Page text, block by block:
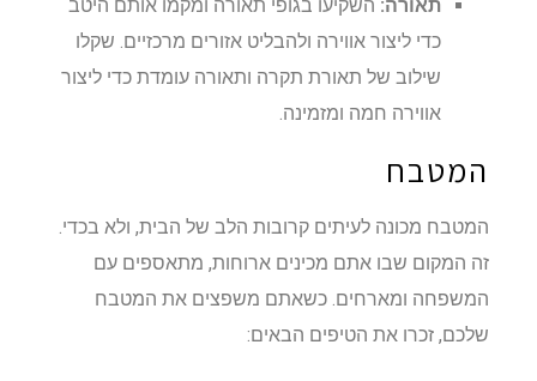
תאורה:השקיעו בגופי תאורה ומקמו אותם היטב
כדי ליצור אווירה ולהבליט אזורים מרכזיים. שקלו
שילוב של תאורת תקרה ותאורה עומדת כדי ליצור
אווירה חמה ומזמינה.
המטבח
המטבח מכונה לעיתים קרובות הלב של הבית, ולא בכדי.
זה המקום שבו אתם מכינים ארוחות, מתאספים עם
המשפחה ומארחים. כשאתם משפצים את המטבח
שלכם, זכרו את הטיפים הבאים: